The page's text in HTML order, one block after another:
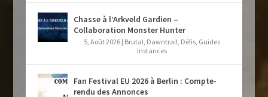
Chasse à l’Arkveld Gardien –
Collaboration Monster Hunter
5, Août 2026| Brutal Dawntrail Défis, Guides
Instances
Fan Festival EU 2026 à Berlin : Compte-
rendu des Annonces